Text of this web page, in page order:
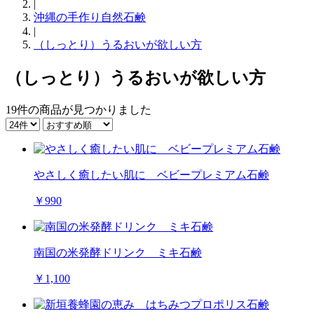
|
沖縄の手作り自然石鹸
|
（しっとり）うるおいが欲しい方
（しっとり）うるおいが欲しい方
19件の商品が見つかりました
やさしく癒したい肌に ベビープレミアム石鹸
￥990
南国の米発酵ドリンク ミキ石鹸
￥1,100